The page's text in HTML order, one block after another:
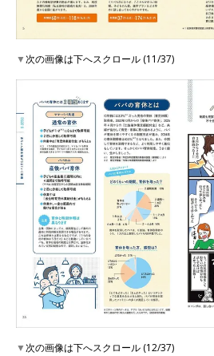
▼次の画像は下へスクロール (11/37)
▼次の画像は下へスクロール (12/37)